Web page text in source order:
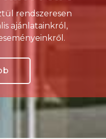
rendszeresen
ajánlatainkról,